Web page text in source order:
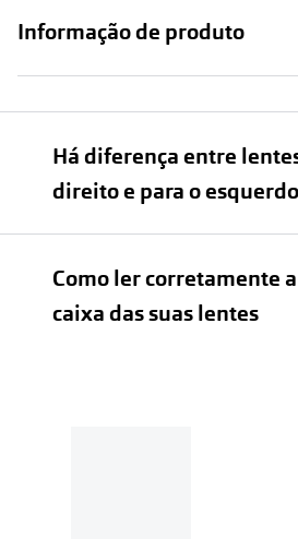
Informação de produto
Há diferença entre
direito e para o
Como ler corretamente
caixa das suas lentes